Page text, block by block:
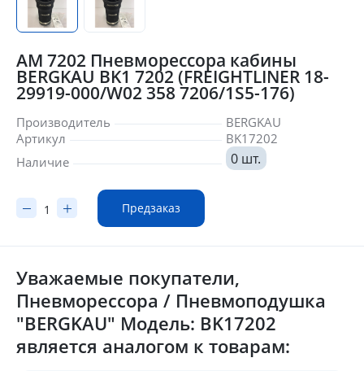
AM 7202 Пневморессора кабины
BERGKAU BK1 7202 (FREIGHTLINER 18-
29919-000/W02 358 7206/1S5-176)
Производитель
BERGKAU
Артикул
BK17202
Наличие
0 шт.
Предзаказ
Уважаемые покупатели,
Пневморессора / Пневмоподушка
"BERGKAU" Модель: BK17202
является аналогом к товарам: